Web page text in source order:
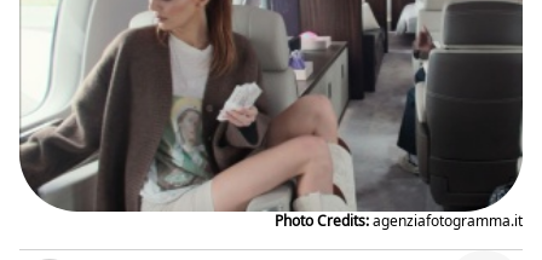
Photo Credits:agenziafotogramma.it